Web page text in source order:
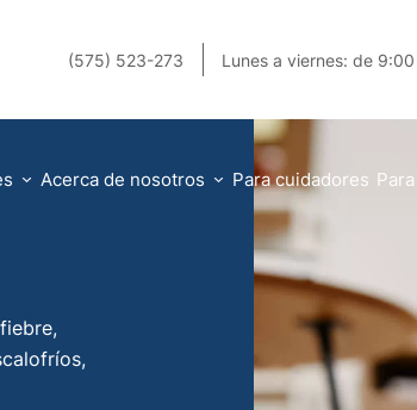
(575) 523-273 Lunes a viernes: de
Acerca de nosotros Para cuidadores